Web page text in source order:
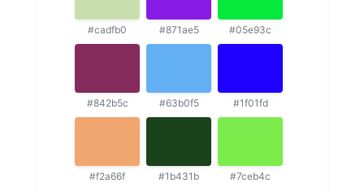
#cadfb0 #871ae5 #05e93c
#842b5c #63b0f5 #1f01fd
#f2a66f #1b431b #7ceb4c